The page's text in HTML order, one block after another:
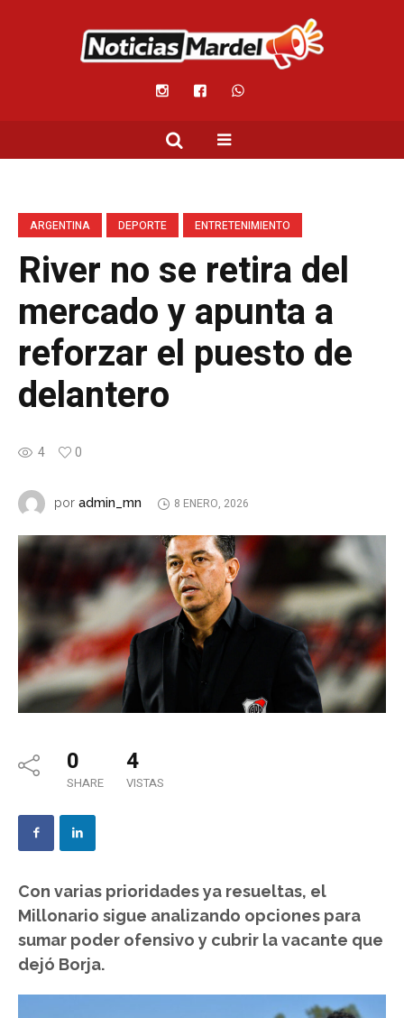
ARGENTINA DEPORTE ENTRETENIMIENTO
River no se retira del
mercado y apunta a
reforzar el puesto de
delantero
4 0
por admin_mn 8 ENERO, 2026
0
SHARE
4
VISTAS
Con varias prioridades ya resueltas, el
Millonario sigue analizando opciones para
sumar poder ofensivo y cubrir la vacante que
dejó Borja.